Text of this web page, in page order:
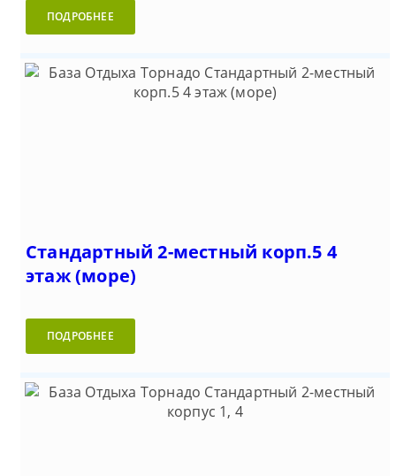
ПОДРОБНЕЕ
Стандартный 2-местный корп.5 4
этаж (море)
ПОДРОБНЕЕ